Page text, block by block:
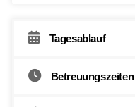
Tagesablauf
Betreuungszeiten